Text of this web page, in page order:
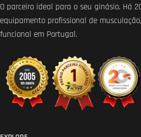
O parceiro ideal para o seu ginásio. Há
equipamento profissional de
funcional em Portugal.